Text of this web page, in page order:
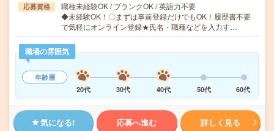
応募資格
職種未経験OK / ブランクOK / 英語力不要
◆未経験OK！〇まずは事前登録だけでもOK！履歴書不要
で気軽にオンライン登録★氏名・職種などを入力す…
職場の雰囲気
年齢層
20代
30代 40代 50代 60代
気になる! 応募へ進む 詳しく見る